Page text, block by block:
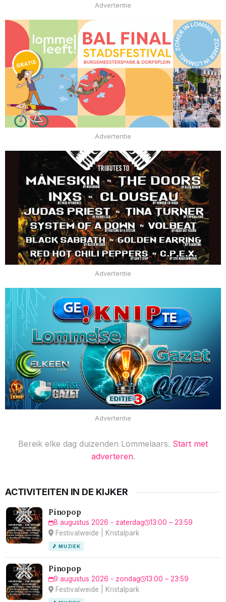
Advertentie
Advertentie
Advertentie
Advertentie
Bereik elke dag duizenden Lommelaars. Start met
adverteren.
ACTIVITEITEN IN DE KIJKER
Pinopop
8 augustus 2026 - zaterdag
13:00 – 23:59
Festivalweide | Kristalpark
🎵 MUZIEK
Pinopop
9 augustus 2026 - zondag
13:00 – 23:59
Festivalweide | Kristalpark